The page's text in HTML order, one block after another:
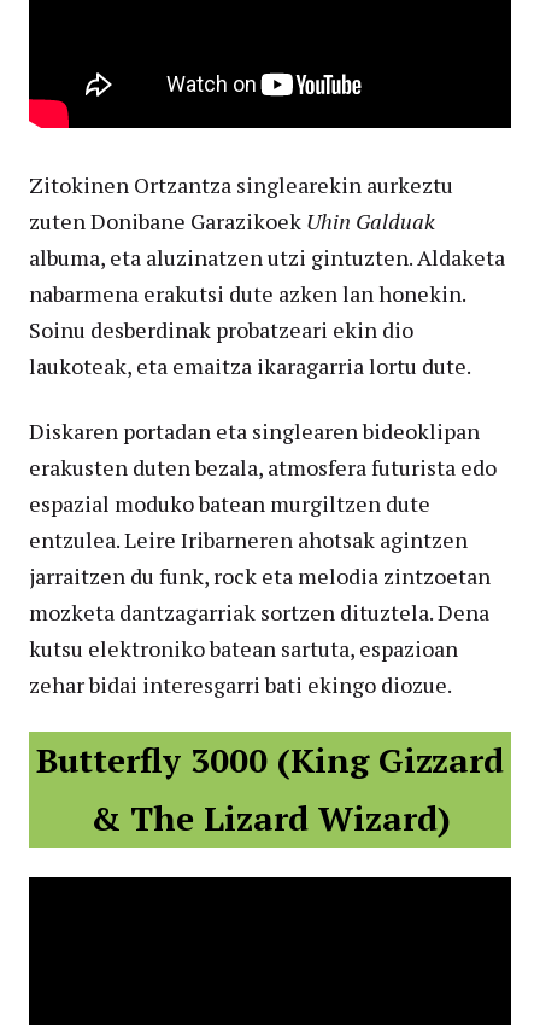
Zitokinen Ortzantza singlearekin aurkeztu
zuten Donibane Garazikoek Uhin Galduak
albuma, eta aluzinatzen utzi gintuzten. Aldaketa
nabarmena erakutsi dute azken lan honekin.
Soinu desberdinak probatzeari ekin dio
laukoteak, eta emaitza ikaragarria lortu dute.
Diskaren portadan eta singlearen bideoklipan
erakusten duten bezala, atmosfera futurista edo
espazial moduko batean murgiltzen dute
entzulea. Leire Iribarneren ahotsak agintzen
jarraitzen du funk, rock eta melodia zintzoetan
mozketa dantzagarriak sortzen dituztela. Dena
kutsu elektroniko batean sartuta, espazioan
zehar bidai interesgarri bati ekingo diozue.
Butterfly 3000 (King Gizzard
& The Lizard Wizard)